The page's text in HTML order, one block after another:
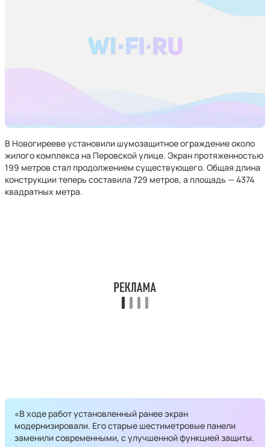
В Новогирееве установили шумозащитное ограждение около
жилого комплекса на Перовской улице. Экран протяженностью
199 метров стал продолжением существующего. Общая длина
конструкции теперь составила 729 метров, а площадь — 4374
квадратных метра.
«В ходе работ установленный ранее экран
модернизировали. Его старые шестиметровые панели
заменили современными, с улучшенной функцией защиты.